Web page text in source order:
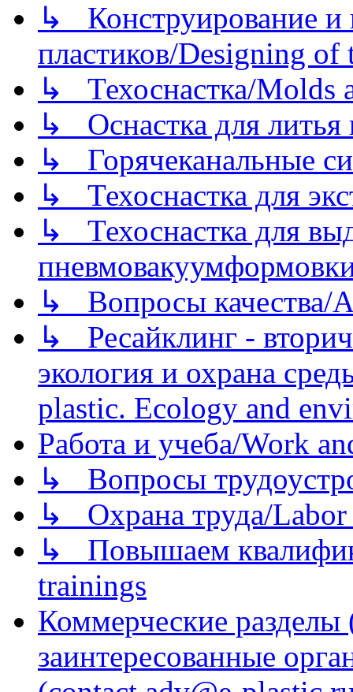
↳ Конструирование и
пластиков/Designing of
↳ Техоснастка/Molds
↳ Оснастка для литья
↳ Горячеканальные
↳ Техоснастка для
↳ Техоснастка для
↳ Вопросы качества/
↳ Ресайклинг -
экология и охрана
plastic. Ecology and
Работа и учеба/Work
↳ Вопросы
↳ Охрана труда/Labor
↳ Повышаем
trainings
Коммерческие
заинтересованные